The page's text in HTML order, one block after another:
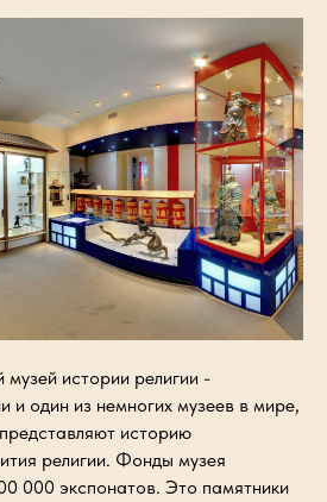
истории религии -
и один из немногих музеев в мире,
историю
религии. Фонды музея
000 экспонатов. Это памятники